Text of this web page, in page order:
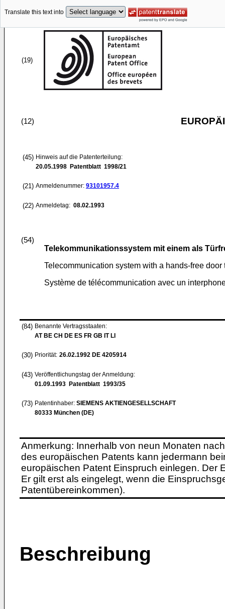
Translate this text into
(19)
(12)
(45) Hinweis auf die Patenterteilung:
20.05.1998 Patentblatt 1998/21
(21) Anmeldenummer: 93101957.4
(22) Anmeldetag: 08.02.1993
(54)
Telekommunikationssystem mit einem als
Telecommunication system with a hands-free door
Système de télécommunication avec un
(84) Benannte Vertragsstaaten:
AT BE CH DE ES FR GB IT LI
(30) Priorität: 26.02.1992 DE 4205914
(43) Veröffentlichungstag der Anmeldung:
01.09.1993 Patentblatt 1993/35
(73) Patentinhaber: SIEMENS AKTIENGESELLSCHAFT
80333 München (DE)
Anmerkung: Innerhalb von neun Monaten
des europäischen Patents kann jedermann
europäischen Patent Einspruch einlegen. Der
Er gilt erst als eingelegt, wenn die
Patentübereinkommen).
Beschreibung